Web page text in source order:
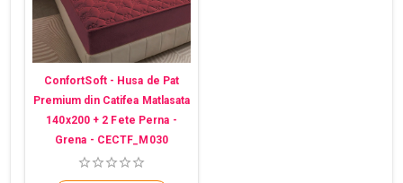
ConfortSoft - Husa de Pat
Premium din Catifea Matlasata
140x200 + 2 Fete Perna -
Grena - CECTF_M030